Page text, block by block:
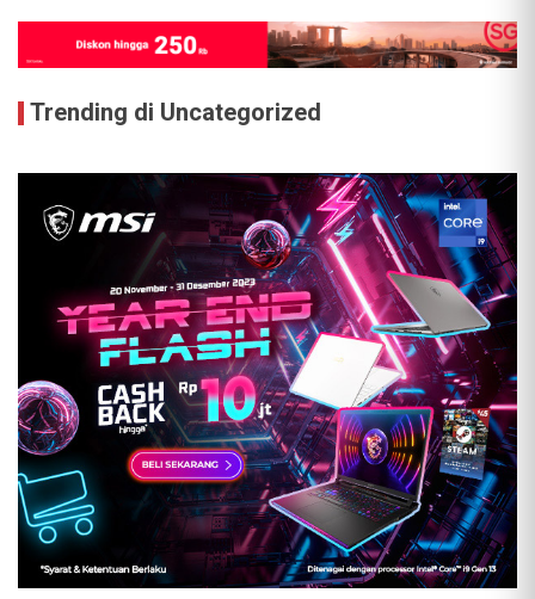
Trending di Uncategorized